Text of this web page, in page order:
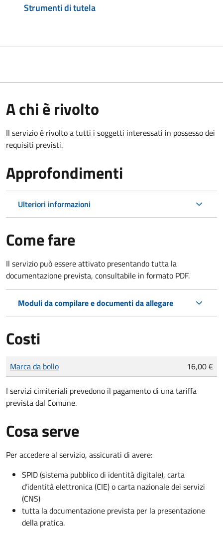
Strumenti di tutela
A chi è rivolto
Il servizio è rivolto a tutti i soggetti interessati in possesso dei
requisiti previsti.
Approfondimenti
Ulteriori informazioni
Come fare
Il servizio può essere attivato presentando tutta la
documentazione prevista, consultabile in formato PDF.
Moduli da compilare e documenti da allegare
Costi
Tipo di pagamento
Importo
Marca da bollo 16,00 €
I servizi cimiteriali prevedono il pagamento di una tariffa
prevista dal Comune.
Cosa serve
Per accedere al servizio, assicurati di avere:
SPID (sistema pubblico di identità digitale), carta
d’identità elettronica (CIE) o carta nazionale dei servizi
(CNS)
tutta la documentazione prevista per la presentazione
della pratica.